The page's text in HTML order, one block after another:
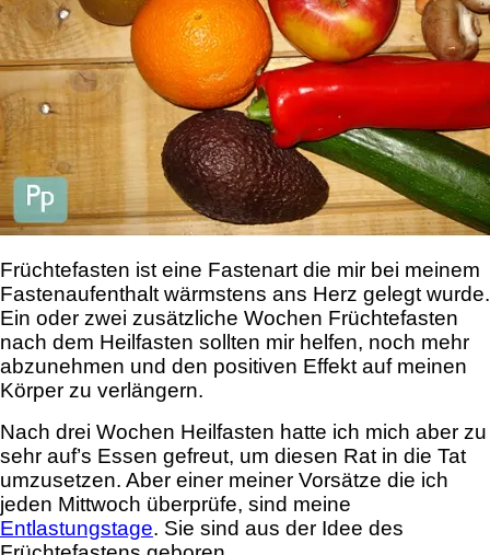
Früchtefasten ist eine Fastenart die mir bei meinem
Fastenaufenthalt wärmstens ans Herz gelegt wurde.
Ein oder zwei zusätzliche Wochen Früchtefasten
nach dem Heilfasten sollten mir helfen, noch mehr
abzunehmen und den positiven Effekt auf meinen
Körper zu verlängern.
Nach drei Wochen Heilfasten hatte ich mich aber zu
sehr auf’s Essen gefreut, um diesen Rat in die Tat
umzusetzen. Aber einer meiner Vorsätze die ich
jeden Mittwoch überprüfe, sind meine
Entlastungstage. Sie sind aus der Idee des